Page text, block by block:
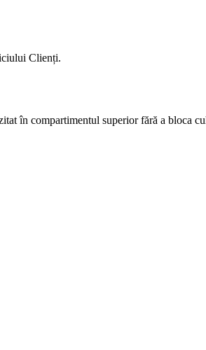
Clienți.
în compartimentul superior fără a bloca